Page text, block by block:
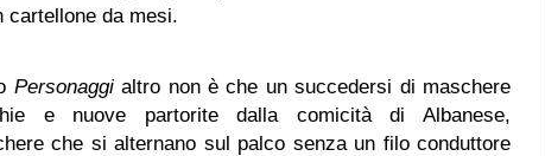
cartellone da mesi.
Personaggialtro non è che un succedersi di maschere
e nuove partorite dalla comicità di Albanese,
che si alternano sul palco senza un filo conduttore